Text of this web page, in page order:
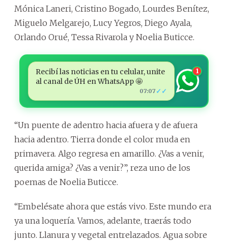
Mónica Laneri, Cristino Bogado, Lourdes Benítez,
Miguelo Melgarejo, Lucy Yegros, Diego Ayala,
Orlando Orué, Tessa Rivarola y Noelia Buticce.
Recibí las noticias en tu celular, unite
al canal de ÚH en WhatsApp 🤩
07:07 ✓✓
1
“Un puente de adentro hacia afuera y de afuera
hacia adentro. Tierra donde el color muda en
primavera. Algo regresa en amarillo. ¿Vas a venir,
querida amiga? ¿Vas a venir?”, reza uno de los
poemas de Noelia Buticce.
“Embelésate ahora que estás vivo. Este mundo era
ya una loquería. Vamos, adelante, traerás todo
junto. Llanura y vegetal entrelazados. Agua sobre